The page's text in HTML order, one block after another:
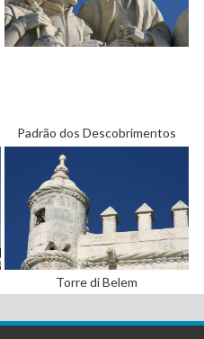
Padrão dos Descobrimentos
Torre di Belem